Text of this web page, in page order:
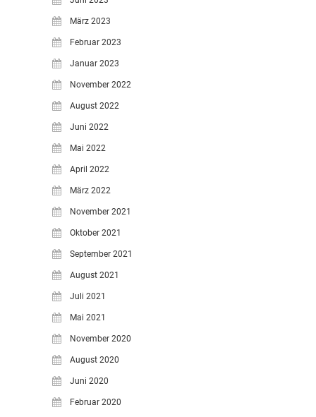
März 2023
Februar 2023
Januar 2023
November 2022
August 2022
Juni 2022
Mai 2022
April 2022
März 2022
November 2021
Oktober 2021
September 2021
August 2021
Juli 2021
Mai 2021
November 2020
August 2020
Juni 2020
Februar 2020